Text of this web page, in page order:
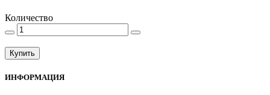
Количество
Купить
ИНФОРМАЦИЯ